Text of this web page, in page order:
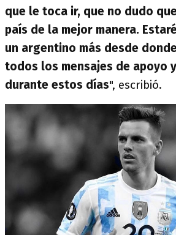
que le toca ir, que no dudo
país de la mejor manera.
un argentino más desde
todos los mensajes de apoyo
durante estos días", escribió.